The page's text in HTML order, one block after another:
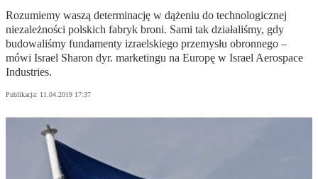
Rozumiemy waszą determinację w dążeniu do technologicznej
niezależności polskich fabryk broni. Sami tak działaliśmy, gdy
budowaliśmy fundamenty izraelskiego przemysłu obronnego –
mówi Israel Sharon dyr. marketingu na Europę w Israel Aerospace
Industries.
Publikacja: 11.04.2019 17:37